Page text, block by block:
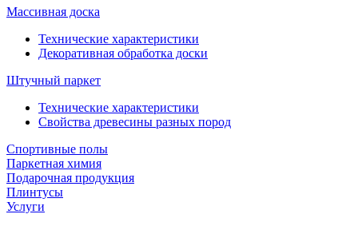
Массивная доска
Технические характеристики
Декоративная обработка доски
Штучный паркет
Технические характеристики
Свойства древесины разных пород
Спортивные полы
Паркетная химия
Подарочная продукция
Плинтусы
Услуги